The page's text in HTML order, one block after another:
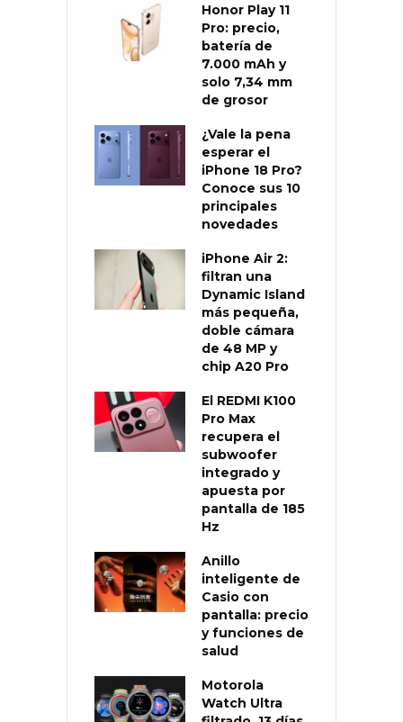
Honor Play 11
Pro: precio,
batería de
7.000 mAh y
solo 7,34 mm
de grosor
¿Vale la pena
esperar el
iPhone 18 Pro?
Conoce sus 10
principales
novedades
iPhone Air 2:
filtran una
Dynamic Island
más pequeña,
doble cámara
de 48 MP y
chip A20 Pro
El REDMI K100
Pro Max
recupera el
subwoofer
integrado y
apuesta por
pantalla de 185
Hz
Anillo
inteligente de
Casio con
pantalla: precio
y funciones de
salud
Motorola
Watch Ultra